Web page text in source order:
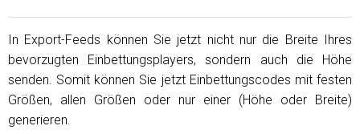
In Export-Feeds können Sie jetzt nicht nur die Breite Ihres
bevorzugten Einbettungsplayers, sondern auch die Höhe
senden. Somit können Sie jetzt Einbettungscodes mit festen
Größen, allen Größen oder nur einer (Höhe oder Breite)
generieren.